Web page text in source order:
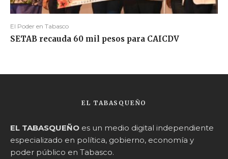
El Poder en Tabasco
SETAB recauda 60 mil pesos para CAICDV
EL TABASQUEÑO
EL TABASQUEÑO es un medio digital independiente
especializado en política, gobierno, economía y
poder público en Tabasco.